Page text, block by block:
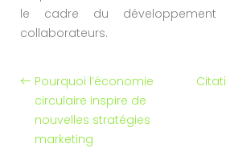
le cadre du développement
collaborateurs.
Pourquoi l’économie
circulaire inspire de
nouvelles stratégies
marketing